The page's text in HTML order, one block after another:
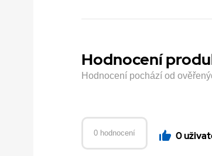
Hodnocení
Hodnocení pochází od
0 hodnocení 0